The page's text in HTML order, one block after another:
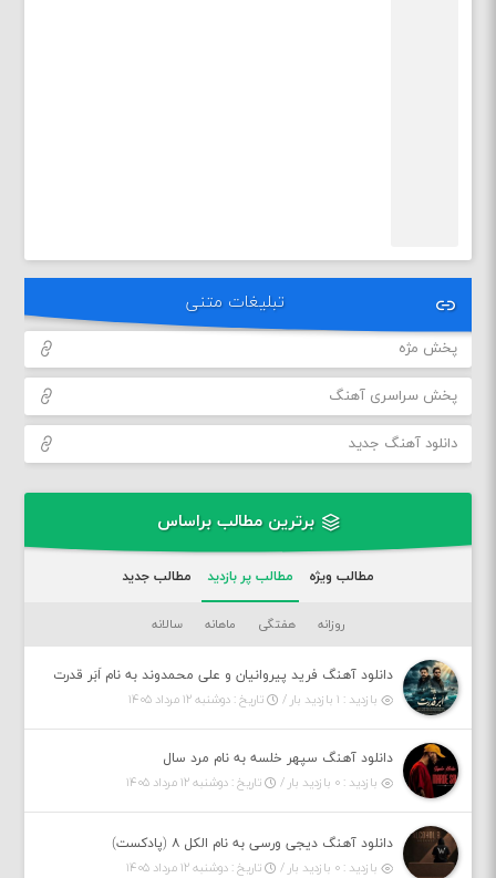
تبلیغات متنی
پخش مژه
پخش سراسری آهنگ
دانلود آهنگ جدید
برترین مطالب براساس
مطالب ویژه مطالب پر بازدید مطالب جدید
روزانه هفتگی ماهانه سالانه
دانلود آهنگ فرید پیروانیان و علی محمدوند به نام اَبَر قدرت
بازدید : ۱ بازدید بار /
تاریخ : دوشنبه ۱۲ مرداد ۱۴۰۵
دانلود آهنگ سپهر خلسه به نام مرد سال
بازدید : ۰ بازدید بار /
تاریخ : دوشنبه ۱۲ مرداد ۱۴۰۵
دانلود آهنگ دیجی ورسی به نام الکل ۸ (پادکست)
بازدید : ۰ بازدید بار /
تاریخ : دوشنبه ۱۲ مرداد ۱۴۰۵